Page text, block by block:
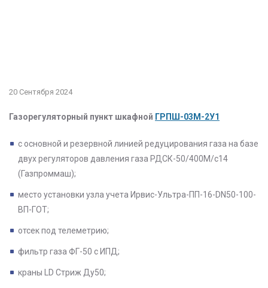
20 Сентября 2024
Газорегуляторный пункт шкафной ГРПШ-03М-2У1
с основной и резервной линией редуцирования газа на базе
двух регуляторов давления газа РДСК-50/400М/с14
(Газпроммаш);
место установки узла учета Ирвис-Ультра-ПП-16-DN50-100-
ВП-ГОТ;
отсек под телеметрию;
фильтр газа ФГ-50 с ИПД;
краны LD Стриж Ду50;